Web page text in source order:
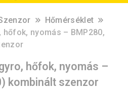
Hőmérséklet
nyomás – BMP280,
hőfok, nyomás –
kombinált szenzor